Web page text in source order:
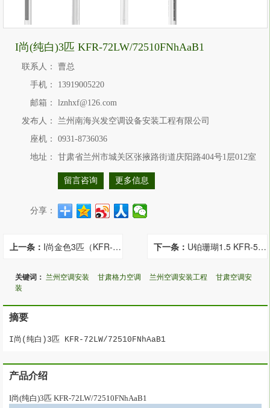
I尚(纯白)3匹 KFR-72LW/72510FNhAaB1
联系人：
曹总
手机：
13919005220
邮箱：
lznhxf@126.com
发布人：
兰州南海兴发空调设备安装工程有限公司
座机：
0931-8736036
地址：
甘肃省兰州市城关区张掖路街道庆阳路404号1层012室
留言咨询 更多信息
分享：
上一条： I尚金色3匹（KFR-72LW/72510FNhCa-b1） 下一条： U铂珊瑚1.5 KFR-50GW/(50526)FNhCa
关键词： 兰州空调安装 甘肃格力空调 兰州空调安装工程
甘肃空调安
装
摘要
I尚(纯白)3匹 KFR-72LW/72510FNhAaB1
产品介绍
I尚(纯白)3匹 KFR-72LW/72510FNhAaB1